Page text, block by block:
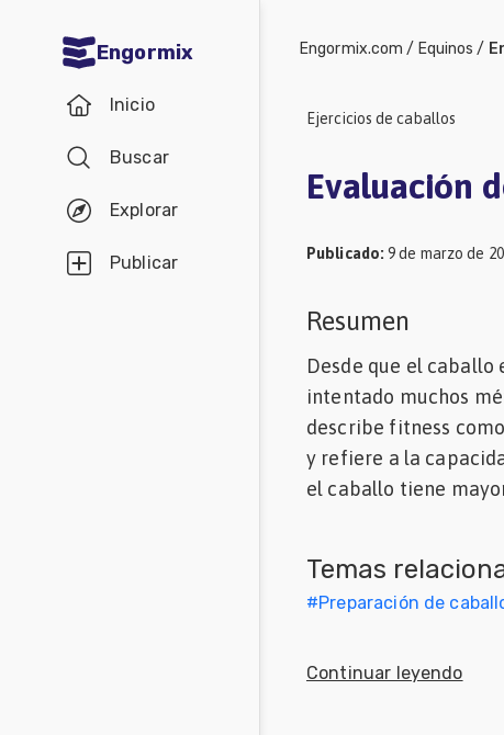
Engormix
Inicio
Buscar
Explorar
Publicar
Balanceados
Avicultura
Ganadería
Lechería
Micotoxinas
Porcicultura
Engormix.com / Equinos /
Ejercicios de caballos
Evaluación
Publicado: 9 de marzo de
Resumen
Desde que el
intentado muchos
describe fitness
y refiere a la
el caballo tiene
Temas
#Preparación de
Continuar leyendo